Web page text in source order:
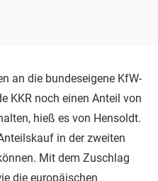
an die bundeseigene KfW-
KKR noch einen Anteil von
hieß es von Hensoldt.
in der zweiten
Mit dem Zuschlag
die europäischen